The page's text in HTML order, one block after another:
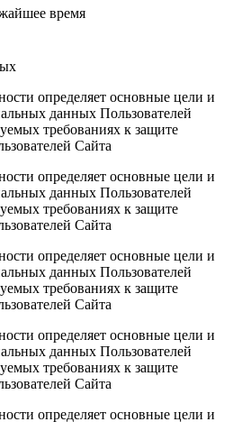
время
определяет основные цели и
данных Пользователей
требованиях к защите
Сайта
определяет основные цели и
данных Пользователей
требованиях к защите
Сайта
определяет основные цели и
данных Пользователей
требованиях к защите
Сайта
определяет основные цели и
данных Пользователей
требованиях к защите
Сайта
определяет основные цели и